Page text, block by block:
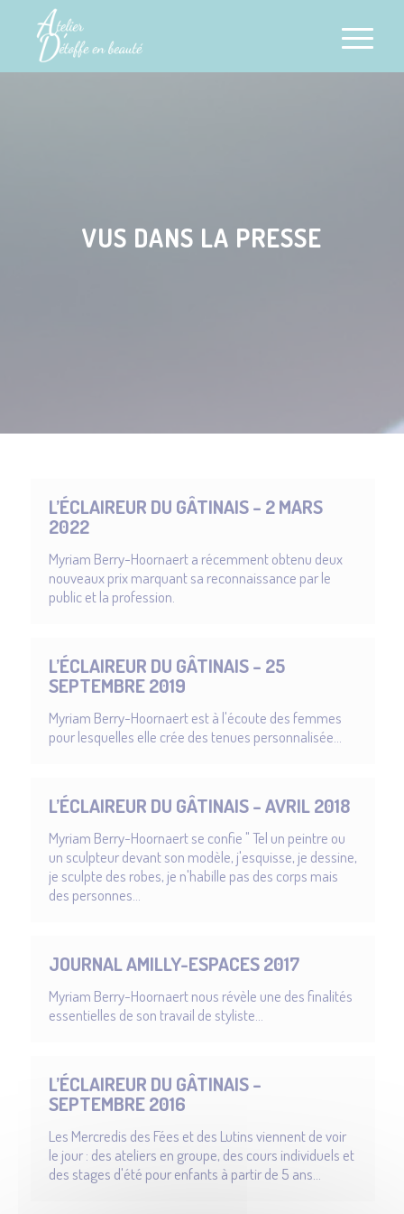
VUS DANS LA PRESSE
L’ÉCLAIREUR DU GÂTINAIS – 2 MARS
2022
Myriam Berry-Hoornaert a récemment obtenu deux
nouveaux prix marquant sa reconnaissance par le
public et la profession.
L’ÉCLAIREUR DU GÂTINAIS – 25
SEPTEMBRE 2019
Myriam Berry-Hoornaert est à l'écoute des femmes
pour lesquelles elle crée des tenues personnalisée...
L’ÉCLAIREUR DU GÂTINAIS – AVRIL 2018
Myriam Berry-Hoornaert se confie " Tel un peintre ou
un sculpteur devant son modèle, j'esquisse, je dessine,
je sculpte des robes, je n'habille pas des corps mais
des personnes…
JOURNAL AMILLY-ESPACES 2017
Myriam Berry-Hoornaert nous révèle une des finalités
essentielles de son travail de styliste...
L’ÉCLAIREUR DU GÂTINAIS –
SEPTEMBRE 2016
Les Mercredis des Fées et des Lutins viennent de voir
le jour : des ateliers en groupe, des cours individuels et
des stages d'été pour enfants à partir de 5 ans...